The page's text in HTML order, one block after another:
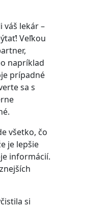
váš lekár –
Veľkou
napríklad
prípadné
sa s
všetko, čo
je lepšie
informácií.
si